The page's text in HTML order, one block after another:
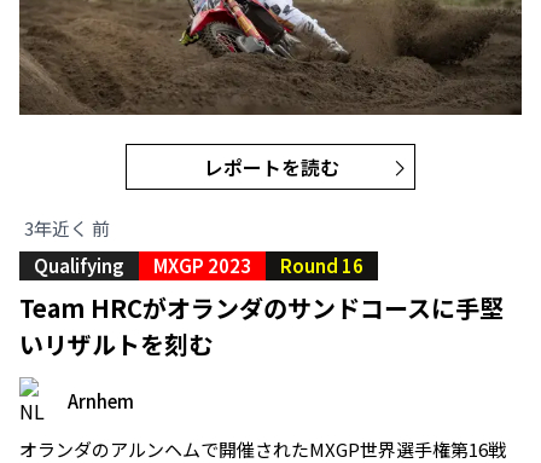
レポートを読む
3年近く 前
Qualifying
MXGP 2023 Round 16
Team HRCがオランダのサンドコースに手堅
いリザルトを刻む
Arnhem
オランダのアルンヘムで開催されたMXGP世界選手権第16戦